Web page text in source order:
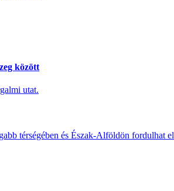
között
utat.
térségében és Észak-Alföldön